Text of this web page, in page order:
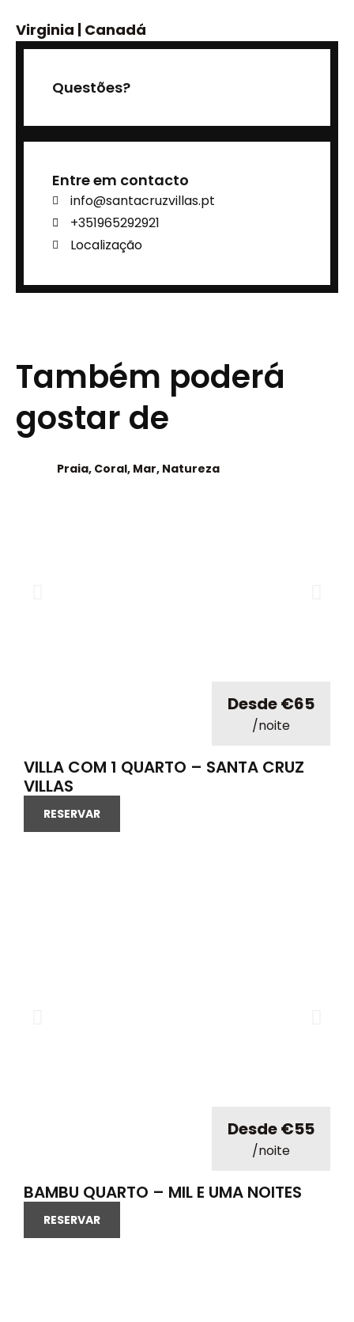
Virginia | Canadá
Questões?
Entre em contacto
info@santacruzvillas.pt
+351965292921
Localização
Também poderá
gostar de
Praia, Coral, Mar, Natureza
Desde €65
/noite
VILLA COM 1 QUARTO – SANTA CRUZ
VILLAS
RESERVAR
Desde €55
/noite
BAMBU QUARTO – MIL E UMA NOITES
RESERVAR